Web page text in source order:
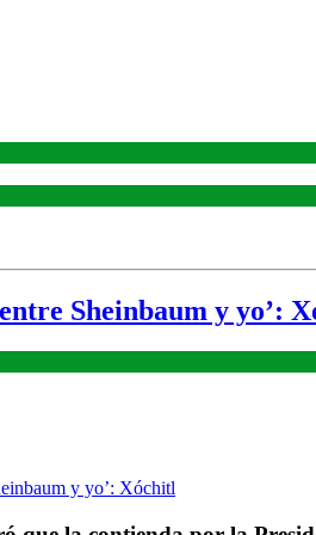
Sheinbaum y yo’: